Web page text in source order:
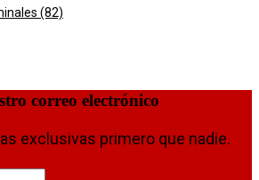
(82)
correo electrónico
exclusivas primero que nadie.